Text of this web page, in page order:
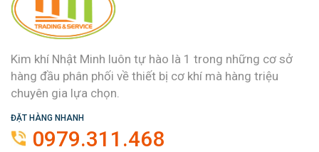
Kim khí Nhật Minh luôn tự hào là 1 trong những cơ sở
hàng đầu phân phối về thiết bị cơ khí mà hàng triệu
chuyên gia lựa chọn.
ĐẶT HÀNG NHANH
0979.311.468